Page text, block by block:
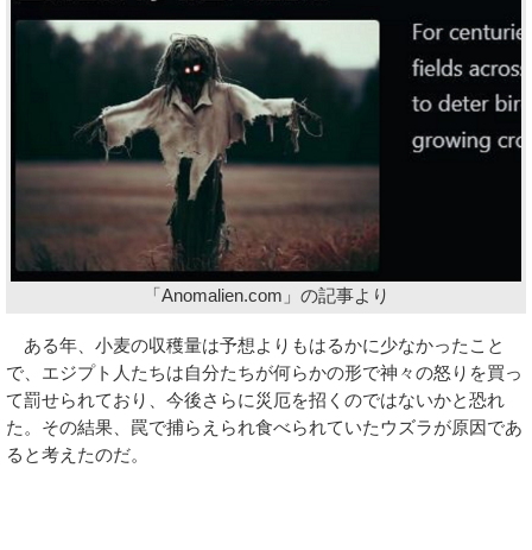
「Anomalien.com」の記事より
ある年、小麦の収穫量は予想よりもはるかに少なかったこと
で、エジプト人たちは自分たちが何らかの形で神々の怒りを買っ
て罰せられており、今後さらに災厄を招くのではないかと恐れ
た。その結果、罠で捕らえられ食べられていたウズラが原因であ
ると考えたのだ。